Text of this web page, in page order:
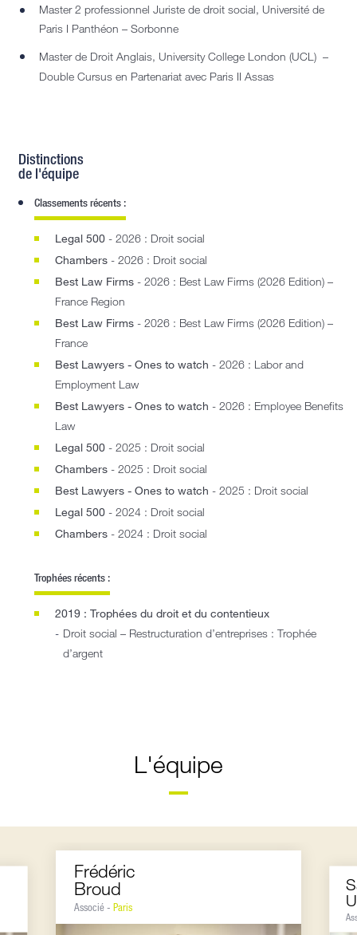
Master 2 professionnel Juriste de droit social, Université de
Paris I Panthéon – Sorbonne
Master de Droit Anglais, University College London (UCL) –
Double Cursus en Partenariat avec Paris II Assas
Distinctions
de l'équipe
Classements récents :
Legal 500 - 2026 : Droit social
Chambers - 2026 : Droit social
Best Law Firms - 2026 : Best Law Firms (2026 Edition) –
France Region
Best Law Firms - 2026 : Best Law Firms (2026 Edition) –
France
Best Lawyers - Ones to watch - 2026 : Labor and
Employment Law
Best Lawyers - Ones to watch - 2026 : Employee Benefits
Law
Legal 500 - 2025 : Droit social
Chambers - 2025 : Droit social
Best Lawyers - Ones to watch - 2025 : Droit social
Legal 500 - 2024 : Droit social
Chambers - 2024 : Droit social
Trophées récents :
2019 : Trophées du droit et du contentieux
Droit social – Restructuration d’entreprises : Trophée
d’argent
L'équipe
Frédéric
Broud
Associé - Paris